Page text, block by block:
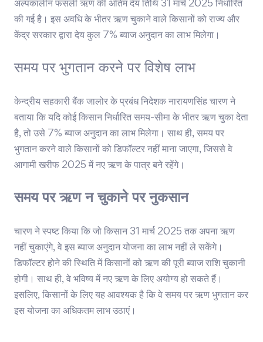
अल्पकालीन फसली ऋण की अंतिम देय तिथि 31 मार्च 2025 निर्धारित
की गई है। इस अवधि के भीतर ऋण चुकाने वाले किसानों को राज्य और
केंद्र सरकार द्वारा देय कुल 7% ब्याज अनुदान का लाभ मिलेगा।
समय पर भुगतान करने पर विशेष लाभ
केन्द्रीय सहकारी बैंक जालोर के प्रबंध निदेशक नारायणसिंह चारण ने
बताया कि यदि कोई किसान निर्धारित समय-सीमा के भीतर ऋण चुका देता
है, तो उसे 7% ब्याज अनुदान का लाभ मिलेगा। साथ ही, समय पर
भुगतान करने वाले किसानों को डिफॉल्टर नहीं माना जाएगा, जिससे वे
आगामी खरीफ 2025 में नए ऋण के पात्र बने रहेंगे।
समय पर ऋण न चुकाने पर नुकसान
चारण ने स्पष्ट किया कि जो किसान 31 मार्च 2025 तक अपना ऋण
नहीं चुकाएंगे, वे इस ब्याज अनुदान योजना का लाभ नहीं ले सकेंगे।
डिफॉल्टर होने की स्थिति में किसानों को ऋण की पूरी ब्याज राशि चुकानी
होगी। साथ ही, वे भविष्य में नए ऋण के लिए अयोग्य हो सकते हैं।
इसलिए, किसानों के लिए यह आवश्यक है कि वे समय पर ऋण भुगतान कर
इस योजना का अधिकतम लाभ उठाएं।